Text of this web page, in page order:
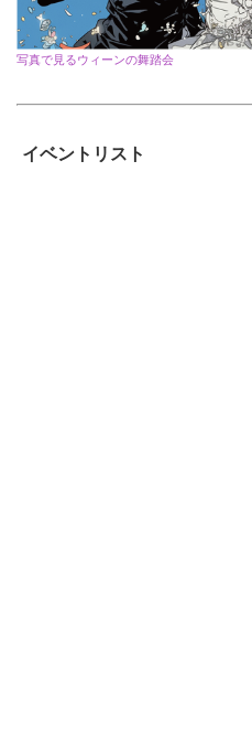
写真で見るウィーンの舞踏会
イベントリスト